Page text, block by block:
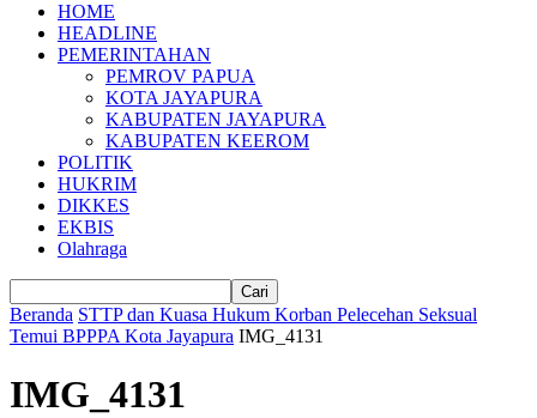
HOME
HEADLINE
PEMERINTAHAN
PEMROV PAPUA
KOTA JAYAPURA
KABUPATEN JAYAPURA
KABUPATEN KEEROM
POLITIK
HUKRIM
DIKKES
EKBIS
Olahraga
Beranda STTP dan Kuasa Hukum Korban Pelecehan Seksual
Temui BPPPA Kota Jayapura IMG_4131
IMG_4131